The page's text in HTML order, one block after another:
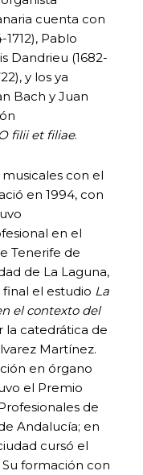
cuenta con
Pablo
Dandrieu (1682-
y los ya
Bach y Juan
filii et filiae.
con el
en 1994, con
en el
Tenerife de
de La Laguna,
el estudio La
el contexto del
la catedrática de
Martínez.
en órgano
el Premio
de
Andalucía; en
cursó el
formación con